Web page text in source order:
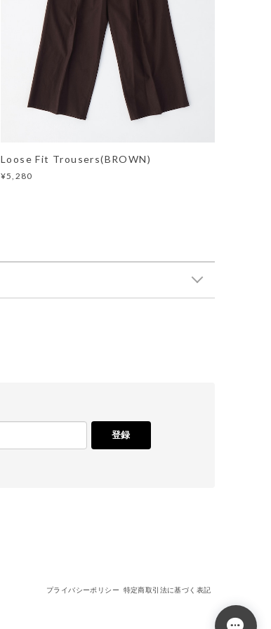
Loose Fit Trousers(BROWN)
¥5,280
登録
プライバシーポリシー 特定商取引法に基づく表記